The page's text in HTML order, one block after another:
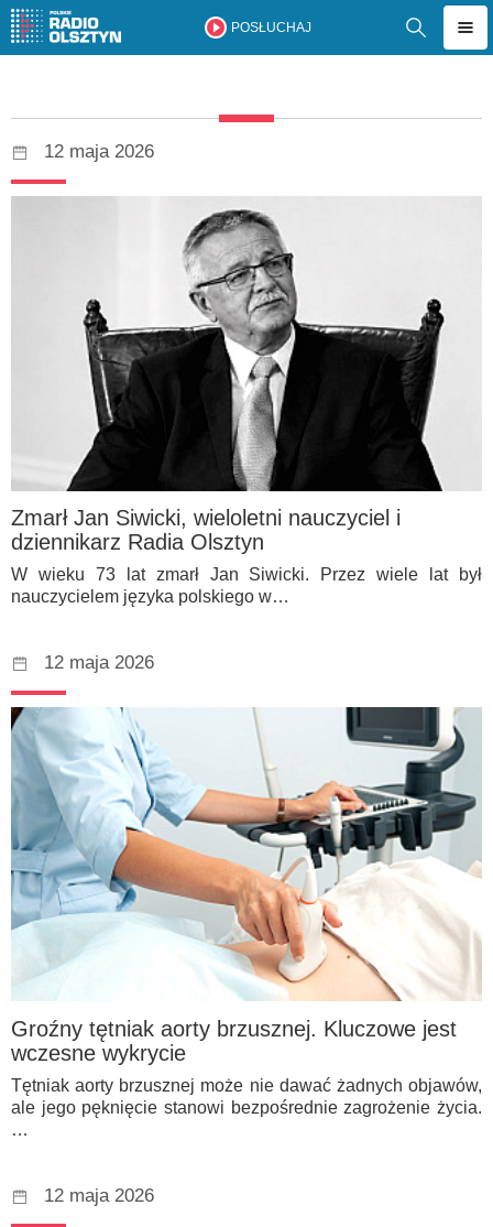
POSŁUCHAJ
12 maja 2026
Zmarł Jan Siwicki, wieloletni nauczyciel i
dziennikarz Radia Olsztyn
W wieku 73 lat zmarł Jan Siwicki. Przez wiele lat był
nauczycielem języka polskiego w…
12 maja 2026
Groźny tętniak aorty brzusznej. Kluczowe jest
wczesne wykrycie
Tętniak aorty brzusznej może nie dawać żadnych objawów,
ale jego pęknięcie stanowi bezpośrednie zagrożenie życia.
…
12 maja 2026